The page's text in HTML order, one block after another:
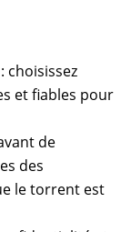
choisissez
et fiables pour
de
des
le torrent est